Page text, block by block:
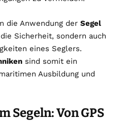
die Anwendung der Segel
Sicherheit, sondern auch
eines Seglers.
sind somit ein
Ausbildung und
Segeln: Von GPS